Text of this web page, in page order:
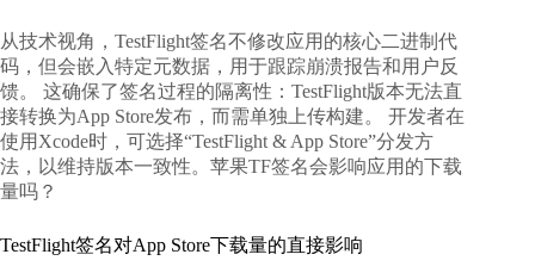
从技术视角，TestFlight签名不修改应用的核心二进制代
码，但会嵌入特定元数据，用于跟踪崩溃报告和用户反
馈。 这确保了签名过程的隔离性：TestFlight版本无法直
接转换为App Store发布，而需单独上传构建。 开发者在
使用Xcode时，可选择“TestFlight & App Store”分发方
法，以维持版本一致性。 苹果TF签名会影响应用的下载
量吗？
TestFlight签名对App Store下载量的直接影响